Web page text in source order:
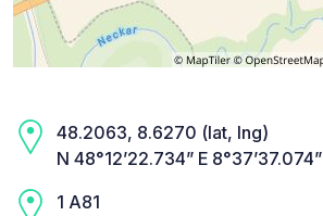
48.2063, 8.6270 (lat, lng)
N 48°12’22.734” E 8°37’37.074”
1 A81